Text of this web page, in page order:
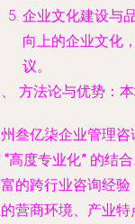
企业文化建设与
向上的企业文化
议。
方法论与优势：
叁亿柒企业管理
“高度专业化” 的结
的跨行业咨询经
营商环境、产业